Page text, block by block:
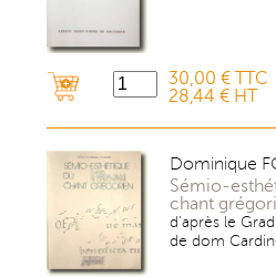
30,00 € TTC
28,44 € HT
Dominique
Sémio-
chant
d'après le
de dom